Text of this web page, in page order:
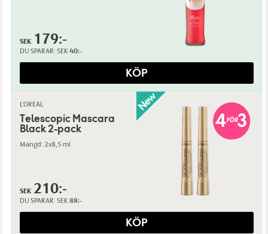
SEK 179:-
DU SPARAR: SEK 40:-
KÖP
L'OREAL
Telescopic Mascara
Black 2-pack
Mängd: 2x8,5 ml
SEK 210:-
DU SPARAR: SEK 88:-
KÖP